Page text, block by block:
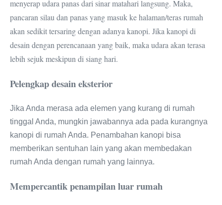
menyerap udara panas dari sinar matahari langsung. Maka,
pancaran silau dan panas yang masuk ke halaman/teras rumah
akan sedikit tersaring dengan adanya kanopi. Jika kanopi di
desain dengan perencanaan yang baik, maka udara akan terasa
lebih sejuk meskipun di siang hari.
Pelengkap desain eksterior
Jika Anda merasa ada elemen yang kurang di rumah
tinggal Anda, mungkin jawabannya ada pada kurangnya
kanopi di rumah Anda. Penambahan kanopi bisa
memberikan sentuhan lain yang akan membedakan
rumah Anda dengan rumah yang lainnya.
Mempercantik penampilan luar rumah